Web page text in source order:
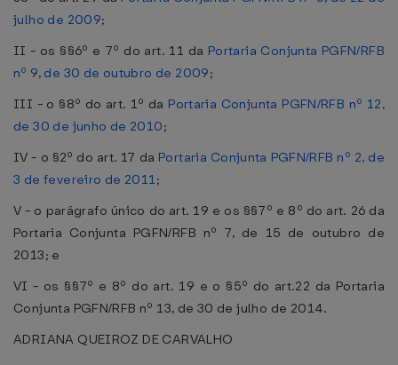
julho de 2009;
II - os §§6º e 7º do art. 11 da Portaria Conjunta PGFN/RFB
nº 9, de 30 de outubro de 2009;
III - o §8º do art. 1º da Portaria Conjunta PGFN/RFB nº 12,
de 30 de junho de 2010;
IV - o §2º do art. 17 da Portaria Conjunta PGFN/RFB nº 2, de
3 de fevereiro de 2011;
V - o parágrafo único do art. 19 e os §§7º e 8º do art. 26 da
Portaria Conjunta PGFN/RFB nº 7, de 15 de outubro de
2013; e
VI - os §§7º e 8º do art. 19 e o §5º do art.22 da Portaria
Conjunta PGFN/RFB nº 13, de 30 de julho de 2014.
ADRIANA QUEIROZ DE CARVALHO